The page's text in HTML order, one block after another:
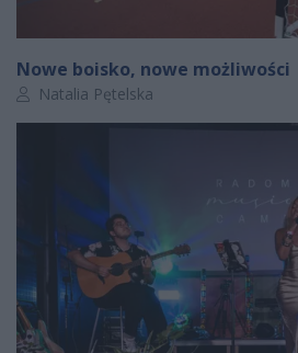
Nowe boisko, nowe możliwości
Autor artykułu:
Natalia Pętelska